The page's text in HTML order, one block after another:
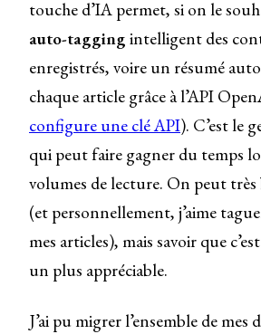
touche d’IA permet, si on le
auto-tagging intelligent des
enregistrés, voire un résumé
chaque article grâce à l’API
configure une clé API). C’est le
qui peut faire gagner du temps
volumes de lecture. On peut très
(et personnellement, j’aime
mes articles), mais savoir que
un plus appréciable.
J’ai pu migrer l’ensemble de mes